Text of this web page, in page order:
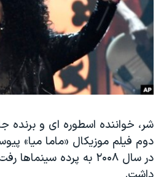
فرهنگ و زندگی
حقوق شهروندی
اقتصادی
علم و فناوری
گالری عکس
آرشیو پخش زنده
مستندها
انتخابات ریاست جمهوری آمریکا ۲۰۲۴
حمله جمهوری اسلامی به اسرائیل
رمز مهسا
اعتراضات زن، زندگی، آزادی
مجموعه مستندهای دادخواهی
تریبونال مردمی آبان ۹۸
دنبال کنید
زبانهای مختلف
شر، خواننده اسطوره ای و برنده
دوم فیلم موزیکال «ماما میا»
در سال ۲۰۰۸ به پرده